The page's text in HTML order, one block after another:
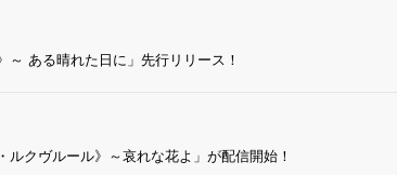
ある晴れた日に」先行リリース！
クヴルール》～哀れな花よ」が配信開始！